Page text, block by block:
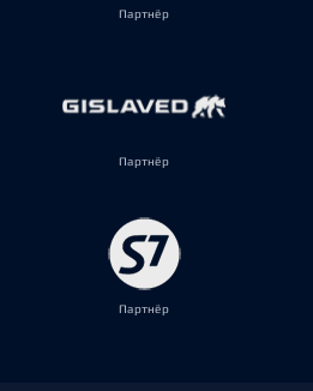
Партнёр
Партнёр
Партнёр